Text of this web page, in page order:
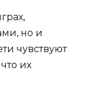
но и
чувствуют
их